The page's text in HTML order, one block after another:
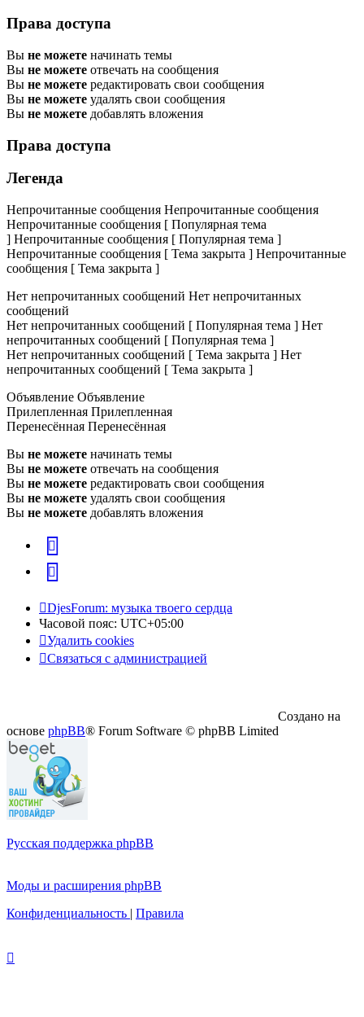
Права доступа
Вы не можете начинать темы
Вы не можете отвечать на сообщения
Вы не можете редактировать свои сообщения
Вы не можете удалять свои сообщения
Вы не можете добавлять вложения
Права доступа
Легенда
Непрочитанные сообщения Непрочитанные сообщения
Непрочитанные сообщения [ Популярная тема
] Непрочитанные сообщения [ Популярная тема ]
Непрочитанные сообщения [ Тема закрыта ] Непрочитанные
сообщения [ Тема закрыта ]
Нет непрочитанных сообщений Нет непрочитанных
сообщений
Нет непрочитанных сообщений [ Популярная тема ] Нет
непрочитанных сообщений [ Популярная тема ]
Нет непрочитанных сообщений [ Тема закрыта ] Нет
непрочитанных сообщений [ Тема закрыта ]
Объявление Объявление
Прилепленная Прилепленная
Перенесённая Перенесённая
Вы не можете начинать темы
Вы не можете отвечать на сообщения
Вы не можете редактировать свои сообщения
Вы не можете удалять свои сообщения
Вы не можете добавлять вложения
vk
Telegram
DjesForum: музыка твоего сердца
Часовой пояс: UTC+05:00
Удалить cookies
Связаться с администрацией
Создано на
основе phpBB® Forum Software © phpBB Limited
Русская поддержка phpBB
Моды и расширения phpBB
Конфиденциальность | Правила